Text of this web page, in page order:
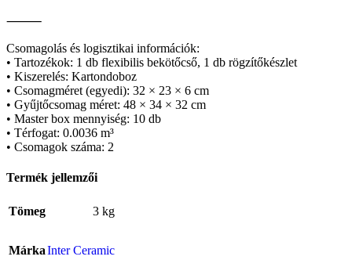
⸻
Csomagolás és logisztikai információk:
• Tartozékok: 1 db flexibilis bekötőcső, 1 db rögzítőkészlet
• Kiszerelés: Kartondoboz
• Csomagméret (egyedi): 32 × 23 × 6 cm
• Gyűjtőcsomag méret: 48 × 34 × 32 cm
• Master box mennyiség: 10 db
• Térfogat: 0.0036 m³
• Csomagok száma: 2
Termék jellemzői
Tömeg 3 kg
MárkaInter Ceramic